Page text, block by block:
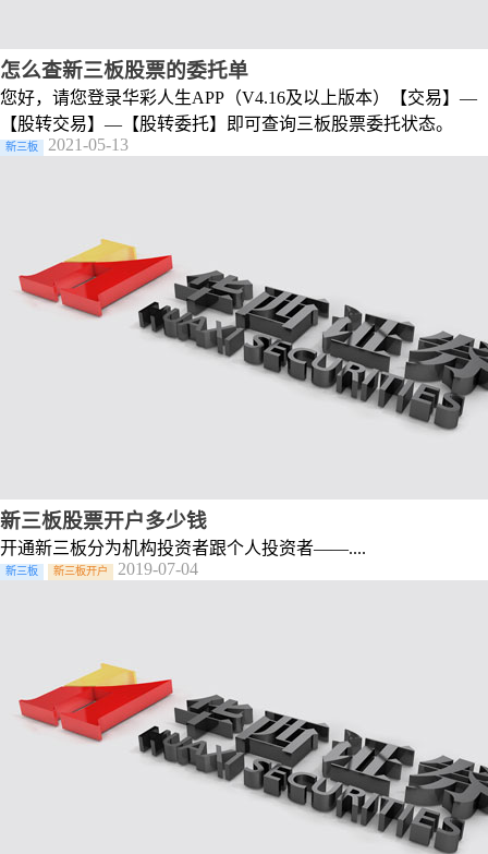
怎么查新三板股票的委托单
您好，请您登录华彩人生APP（V4.16及以上版本）【交易】—
【股转交易】—【股转委托】即可查询三板股票委托状态。
新三板 2021-05-13
新三板股票开户多少钱
开通新三板​分为机构投资者跟个人投资者——....
新三板 新三板开户 2019-07-04